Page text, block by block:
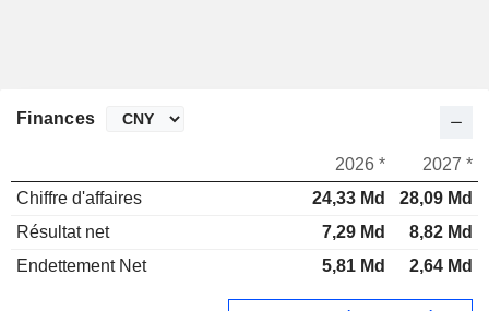
Finances
2026 *
2027 *
Chiffre d'affaires
24,33 Md
28,09 Md
Résultat net
7,29 Md
8,82 Md
Endettement Net
5,81 Md 2,64 Md